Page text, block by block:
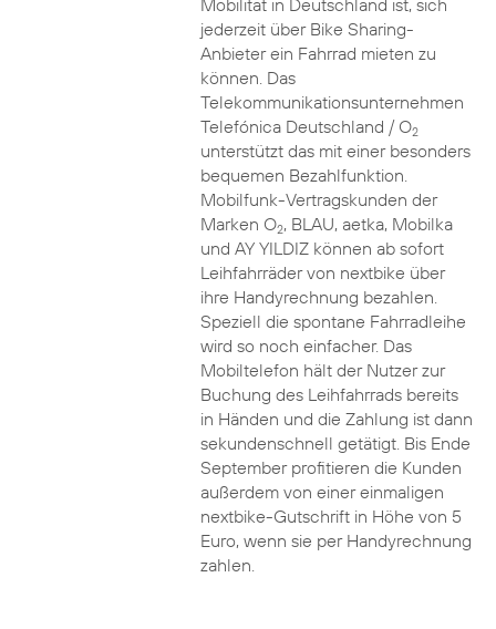
Mobilität in Deutschland ist, sich
jederzeit über Bike Sharing-
Anbieter ein Fahrrad mieten zu
können. Das
Telekommunikationsunternehmen
Telefónica Deutschland / O2
unterstützt das mit einer besonders
bequemen Bezahlfunktion.
Mobilfunk-Vertragskunden der
Marken O2, BLAU, aetka, Mobilka
und AY YILDIZ können ab sofort
Leihfahrräder von nextbike über
ihre Handyrechnung bezahlen.
Speziell die spontane Fahrradleihe
wird so noch einfacher. Das
Mobiltelefon hält der Nutzer zur
Buchung des Leihfahrrads bereits
in Händen und die Zahlung ist dann
sekundenschnell getätigt. Bis Ende
September profitieren die Kunden
außerdem von einer einmaligen
nextbike-Gutschrift in Höhe von 5
Euro, wenn sie per Handyrechnung
zahlen.